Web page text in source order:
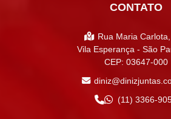
CONTATO
Rua Maria
Vila Esperança - São
CEP: 03647-000
(11) 3366-